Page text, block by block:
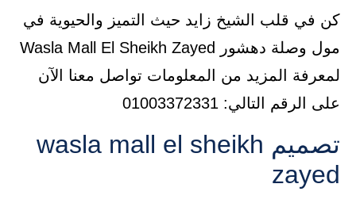
كن في قلب الشيخ زايد حيث التميز والحيوية في
مول وصلة دهشور Wasla Mall El Sheikh Zayed
لمعرفة المزيد من المعلومات تواصل معنا الآن
على الرقم التالي: 01003372331
تصميم wasla mall el sheikh
zayed